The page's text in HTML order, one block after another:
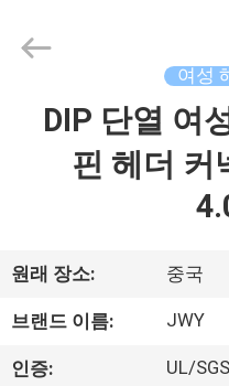
회
사
2018
여성
DIP 단열 여
핀 헤더 커
원래 장소: 중국
브랜드 이름: JWY
인증: UL/